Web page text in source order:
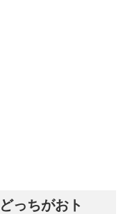
っちがおト